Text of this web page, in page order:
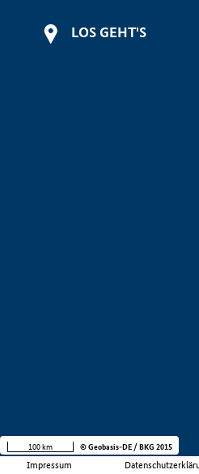
LOS GEHT'S
Impressum
100 km © Geobasis-DE / BKG 2015